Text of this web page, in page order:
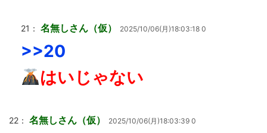
21： 名無しさん（仮） 2025/10/06(月)18:03:18 0
>>20
はいじゃない
22： 名無しさん（仮） 2025/10/06(月)18:03:39 0